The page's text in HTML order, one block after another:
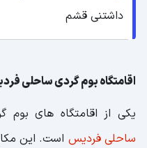
داشتنی قشم
اقامتگاه بوم گردی ساحلی
یکی از اقامتگاه های بوم
ساحلی فردیس